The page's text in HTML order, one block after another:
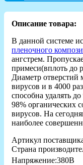
Описание товара:
В данной системе
пленочного
ангстрем.
примеси(вплоть до
Диаметр отверстий
вирусов и в 4000
способна удалять
98% органических
вирусов. На
наиболее
Артикул
Страна
Напряжение:380В